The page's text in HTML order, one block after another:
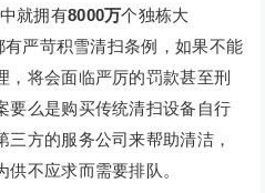
就拥有8000万个独栋大
严苛积雪清扫条例，如果不能
将会面临严厉的罚款甚至刑
要么是购买传统清扫设备自行
方的服务公司来帮助清洁，
不应求而需要排队。